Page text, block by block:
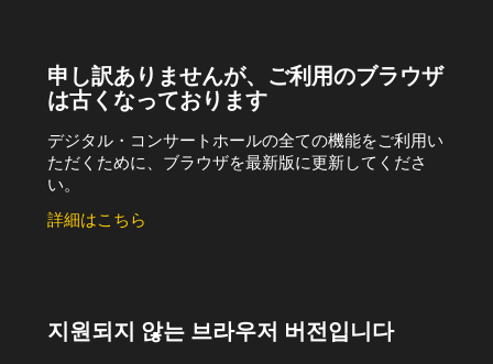
申し訳ありませんが、ご利用のブラウザ
は古くなっております
デジタル・コンサートホールの全ての機能をご利用い
ただくために、ブラウザを最新版に更新してくださ
い。
詳細はこちら
지원되지 않는 브라우저 버전입니다